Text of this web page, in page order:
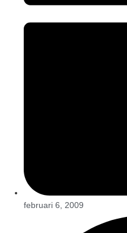
februari 6, 2009